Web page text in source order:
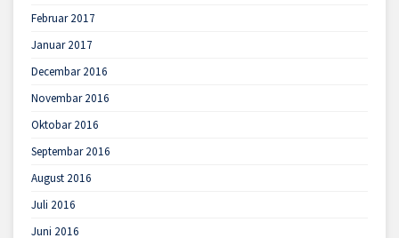
Februar 2017
Januar 2017
Decembar 2016
Novembar 2016
Oktobar 2016
Septembar 2016
August 2016
Juli 2016
Juni 2016